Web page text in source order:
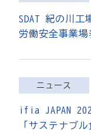
SDAT 紀の川工
労働安全事業
ニュース
ifia JAPAN
「サステナブ